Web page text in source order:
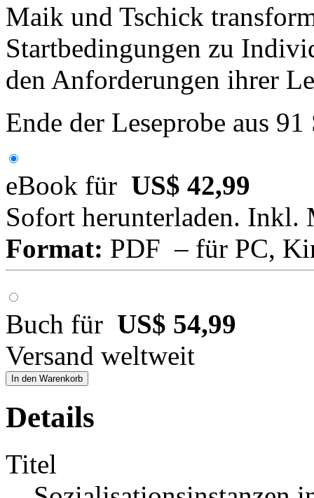
Maik und Tschick
Startbedingungen zu
den Anforderungen ihrer
Ende der Leseprobe aus
eBook für US$ 42,99
Sofort herunterladen. Inkl.
Format: PDF – für PC,
Buch für US$ 54,99
Versand weltweit
In den Warenkorb
Details
Titel